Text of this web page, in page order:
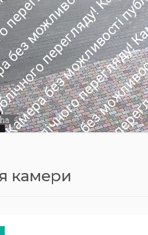
камери